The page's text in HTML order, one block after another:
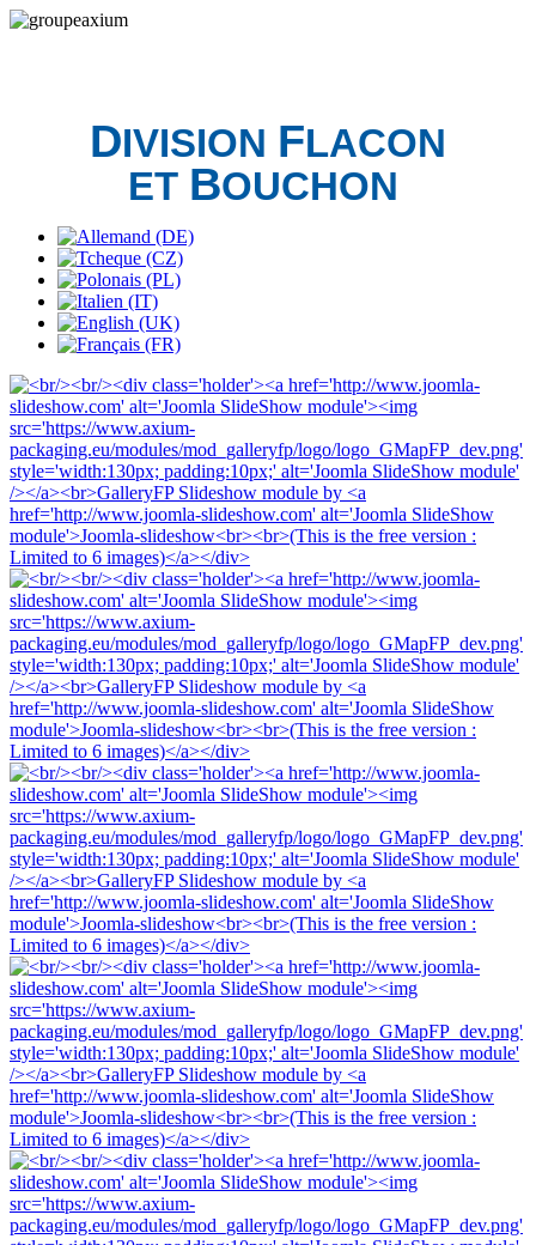
DIVISION FLACON
ET BOUCHON